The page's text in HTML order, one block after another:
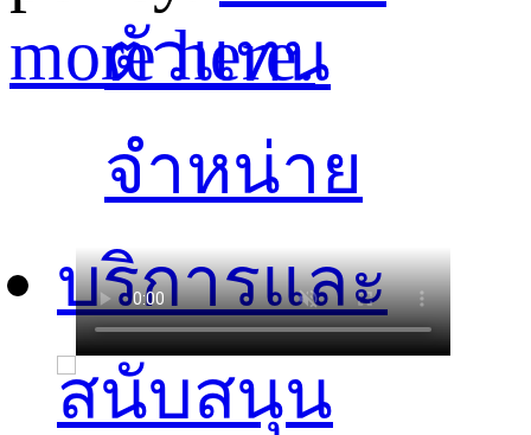
ตัวแทน
จำหน่าย
บริการและ
สนับสนุน
more here.